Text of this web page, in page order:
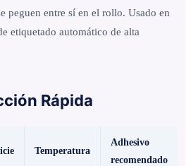
peguen entre sí en el rollo. Usado en
etiquetado automático de alta
Rápida
Temperatura
Adhesivo
recomendado